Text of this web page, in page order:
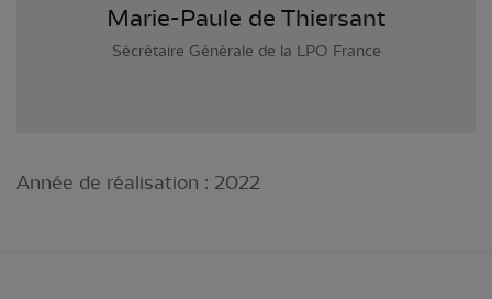
Marie-Paule de Thiersant
Sécrétaire Générale de la LPO France
Année de réalisation : 2022